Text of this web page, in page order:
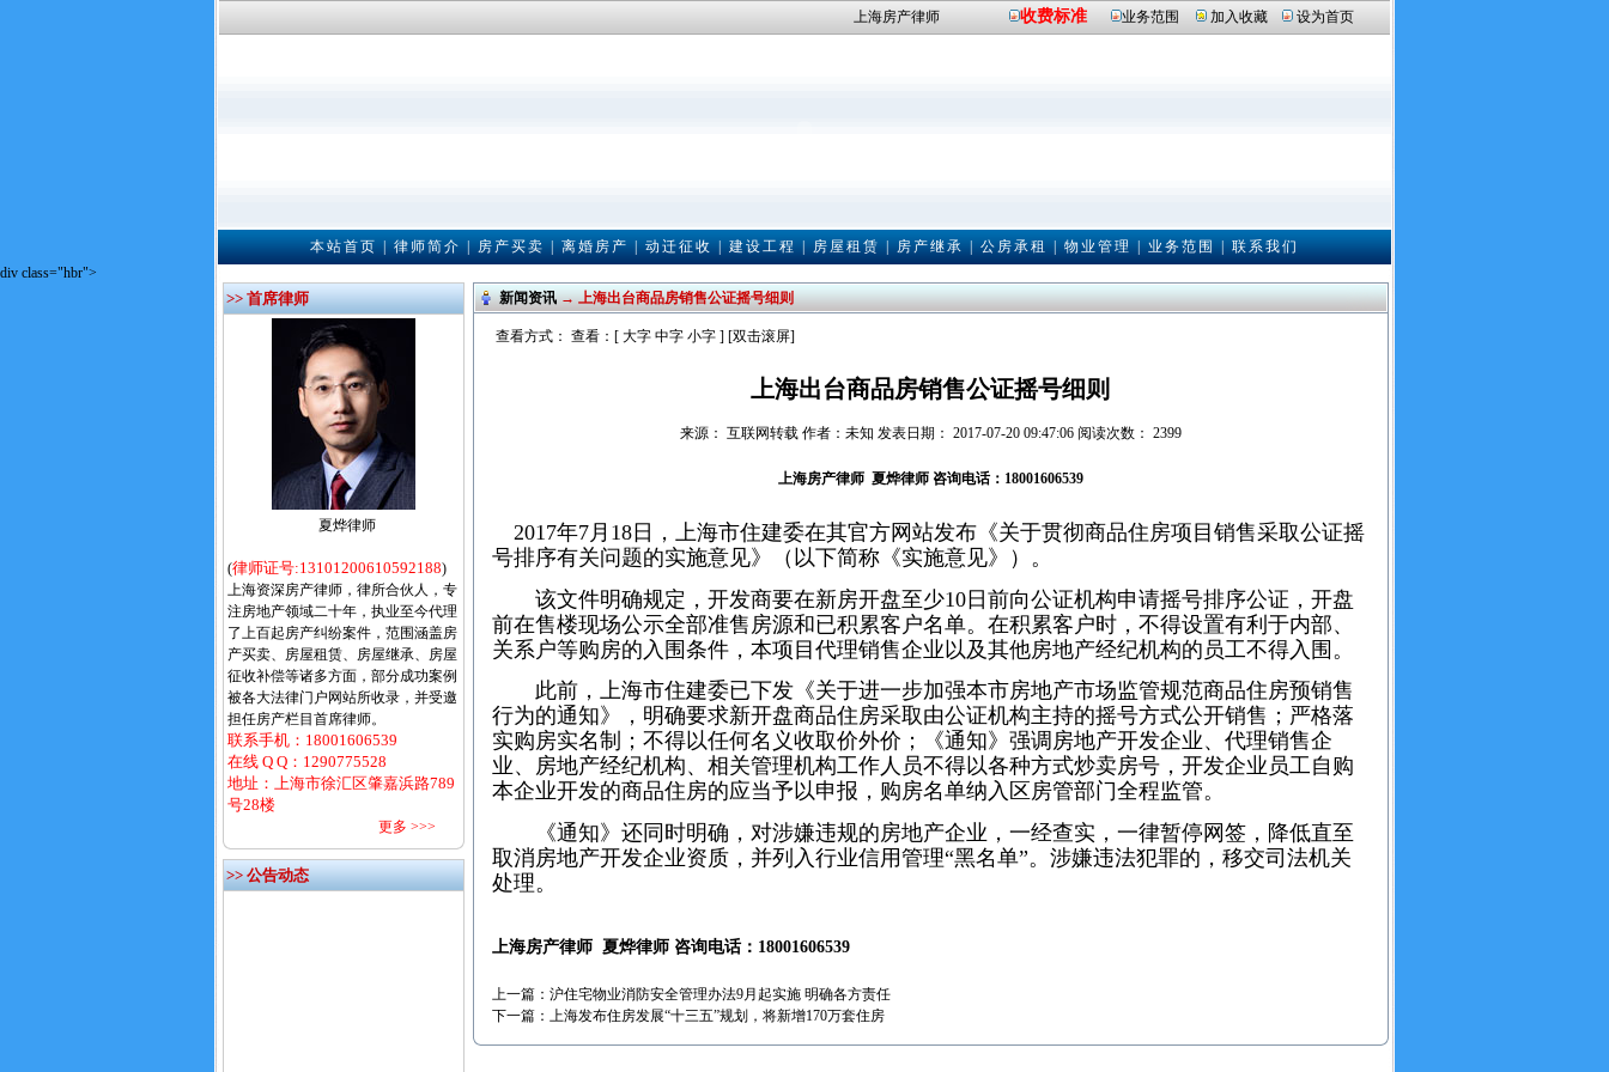
上海房产律师 收费标准 业务范围 加入收藏 设为首页
本站首页|律师简介|房产买卖|离婚房产|动迁征收|建设工程|房屋租赁|房产继承|公房承租|物业管理|业务范围|联系我们
div class="hbr">
>> 首席律师
夏烨律师
(律师证号:13101200610592188)
上海资深房产律师，律所合伙人，专
注房地产领域二十年，执业至今代理
了上百起房产纠纷案件，范围涵盖房
产买卖、房屋租赁、房屋继承、房屋
征收补偿等诸多方面，部分成功案例
被各大法律门户网站所收录，并受邀
担任房产栏目首席律师。
联系手机：18001606539
在线 Q Q： 1290775528
地址：上海市徐汇区肇嘉浜路789
号28楼
更多 >>>
>> 公告动态
新闻资讯→ 上海出台商品房销售公证摇号细则
查看方式： 查看：[ 大字 中字 小字] [双击滚屏]
上海出台商品房销售公证摇号细则
来源： 互联网转载 作者：未知 发表日期： 2017-07-20 09:47:06 阅读次数： 2399
上海房产律师 夏烨律师 咨询电话：18001606539
2017年7月18日，上海市住建委在其官方网站发布《关于贯彻商品住房项目销售采取公证摇
号排序有关问题的实施意见》（以下简称《实施意见》）。
该文件明确规定，开发商要在新房开盘至少10日前向公证机构申请摇号排序公证，开盘
前在售楼现场公示全部准售房源和已积累客户名单。在积累客户时，不得设置有利于内部、
关系户等购房的入围条件，本项目代理销售企业以及其他房地产经纪机构的员工不得入围。
此前，上海市住建委已下发《关于进一步加强本市房地产市场监管规范商品住房预销售
行为的通知》，明确要求新开盘商品住房采取由公证机构主持的摇号方式公开销售；严格落
实购房实名制；不得以任何名义收取价外价；《通知》强调房地产开发企业、代理销售企
业、房地产经纪机构、相关管理机构工作人员不得以各种方式炒卖房号，开发企业员工自购
本企业开发的商品住房的应当予以申报，购房名单纳入区房管部门全程监管。
《通知》还同时明确，对涉嫌违规的房地产企业，一经查实，一律暂停网签，降低直至
取消房地产开发企业资质，并列入行业信用管理“黑名单”。涉嫌违法犯罪的，移交司法机关
处理。
上海房产律师 夏烨律师 咨询电话：18001606539
上一篇： 沪住宅物业消防安全管理办法9月起实施 明确各方责任
下一篇： 上海发布住房发展“十三五”规划，将新增170万套住房